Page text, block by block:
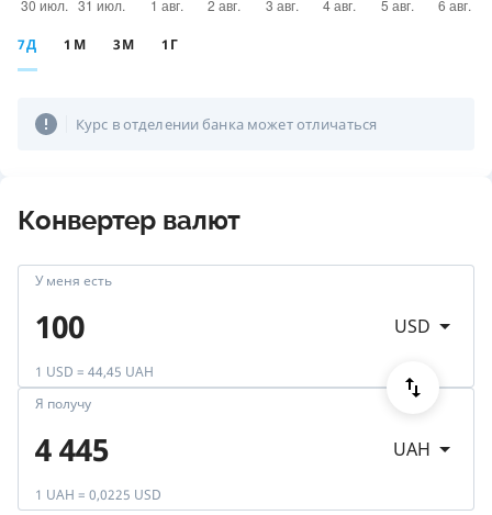
7Д 1М 3М 1Г
Курс в отделении банка может отличаться
Конвертер валют
У меня есть
1 USD = 44,45 UAH
USD
Я получу
1 UAH = 0,0225 USD
UAH